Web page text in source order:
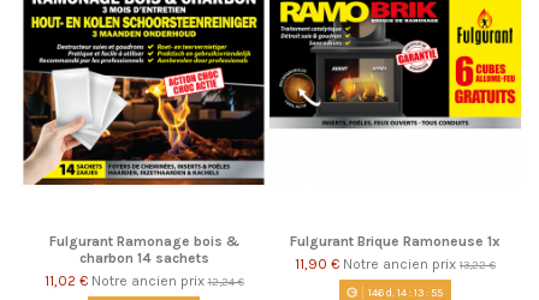
Fulgurant Ramonage bois &
charbon 14 sachets
11,02 € Notre ancien prix12,24 €
Fulgurant Brique Ramoneuse 1x
11,90 € Notre ancien prix 13,22 €
146d. 14:13:55